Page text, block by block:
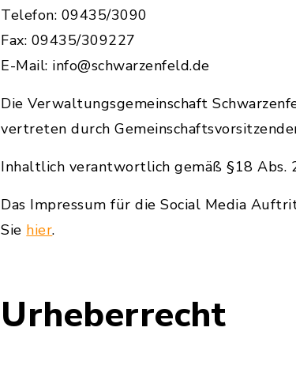
Telefon: 09435/3090
Fax: 09435/309227
E-Mail: info@schwarzenfeld.de
Die Verwaltungsgemeinschaft
vertreten durch
Inhaltlich verantwortlich gemäß §18 Abs.
Das Impressum für die Social Media
Sie hier.
Urheberrecht